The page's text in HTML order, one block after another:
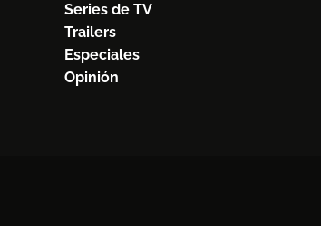
Series de TV
Trailers
Especiales
Opinión